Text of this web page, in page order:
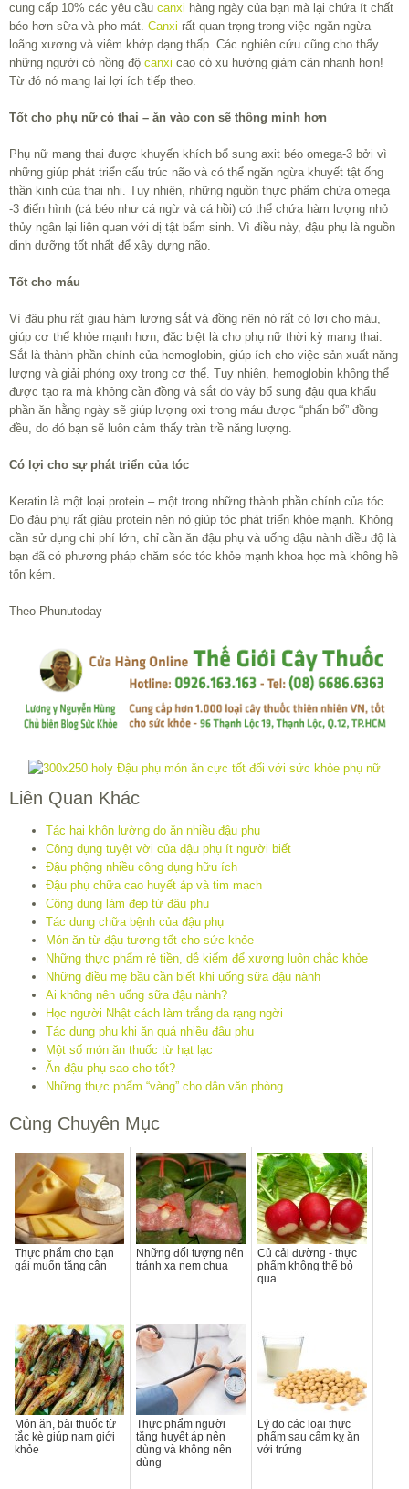
cung cấp 10% các yêu cầu canxi hàng ngày của bạn mà lại chứa ít chất
béo hơn sữa và pho mát. Canxi rất quan trọng trong việc ngăn ngừa
loãng xương và viêm khớp dạng thấp. Các nghiên cứu cũng cho thấy
những người có nồng độ canxi cao có xu hướng giảm cân nhanh hơn!
Từ đó nó mang lại lợi ích tiếp theo.
Tốt cho phụ nữ có thai – ăn vào con sẽ thông minh hơn
Phụ nữ mang thai được khuyến khích bổ sung axit béo omega-3 bởi vì
những giúp phát triển cấu trúc não và có thể ngăn ngừa khuyết tật ống
thần kinh của thai nhi. Tuy nhiên, những nguồn thực phẩm chứa omega
-3 điển hình (cá béo như cá ngừ và cá hồi) có thể chứa hàm lượng nhỏ
thủy ngân lại liên quan với dị tật bẩm sinh. Vì điều này, đậu phụ là nguồn
dinh dưỡng tốt nhất để xây dựng não.
Tốt cho máu
Vì đậu phụ rất giàu hàm lượng sắt và đồng nên nó rất có lợi cho máu,
giúp cơ thể khỏe mạnh hơn, đặc biệt là cho phụ nữ thời kỳ mang thai.
Sắt là thành phần chính của hemoglobin, giúp ích cho việc sản xuất năng
lượng và giải phóng oxy trong cơ thể. Tuy nhiên, hemoglobin không thể
được tạo ra mà không cần đồng và sắt do vậy bổ sung đậu qua khẩu
phần ăn hằng ngày sẽ giúp lượng oxi trong máu được “phấn bố” đồng
đều, do đó bạn sẽ luôn cảm thấy tràn trề năng lượng.
Có lợi cho sự phát triển của tóc
Keratin là một loại protein – một trong những thành phần chính của tóc.
Do đậu phụ rất giàu protein nên nó giúp tóc phát triển khỏe mạnh. Không
cần sử dụng chi phí lớn, chỉ cần ăn đậu phụ và uống đậu nành điều độ là
bạn đã có phương pháp chăm sóc tóc khỏe mạnh khoa học mà không hề
tốn kém.
Theo Phunutoday
Liên Quan Khác
Tác hại khôn lường do ăn nhiều đậu phụ
Công dụng tuyệt vời của đậu phụ ít người biết
Đậu phộng nhiều công dụng hữu ích
Đậu phụ chữa cao huyết áp và tim mạch
Công dụng làm đẹp từ đậu phụ
Tác dụng chữa bệnh của đậu phụ
Món ăn từ đậu tương tốt cho sức khỏe
Những thực phẩm rẻ tiền, dễ kiếm để xương luôn chắc khỏe
Những điều mẹ bầu cần biết khi uống sữa đậu nành
Ai không nên uống sữa đậu nành?
Học người Nhật cách làm trắng da rạng ngời
Tác dụng phụ khi ăn quá nhiều đậu phụ
Một số món ăn thuốc từ hạt lạc
Ăn đậu phụ sao cho tốt?
Những thực phẩm “vàng” cho dân văn phòng
Cùng Chuyên Mục
Thực phẩm cho bạn
gái muốn tăng cân
Những đối tượng nên
tránh xa nem chua
Củ cải đường - thực
phẩm không thể bỏ
qua
Món ăn, bài thuốc từ
tắc kè giúp nam giới
khỏe
Thực phẩm người
tăng huyết áp nên
dùng và không nên
dùng
Lý do các loại thực
phẩm sau cấm kỵ ăn
với trứng